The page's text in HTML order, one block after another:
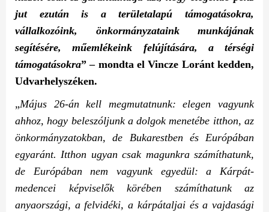
jut ezután is a területalapú támogatásokra,
vállalkozóink, önkormányzataink munkájának
segítésére, műemlékeink felújítására, a térségi
támogatásokra” – mondta el Vincze Loránt kedden,
Udvarhelyszéken.
„Május 26-án kell megmutatnunk: elegen vagyunk
ahhoz, hogy beleszóljunk a dolgok menetébe itthon, az
önkormányzatokban, de Bukarestben és Európában
egyaránt. Itthon ugyan csak magunkra számíthatunk,
de Európában nem vagyunk egyedül: a Kárpát-
medencei képviselők körében számíthatunk az
anyaországi, a felvidéki, a kárpátaljai és a vajdasági